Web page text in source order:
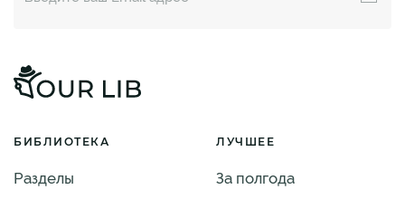
БИБЛИОТЕКА
Разделы
ЛУЧШЕЕ
За полгода